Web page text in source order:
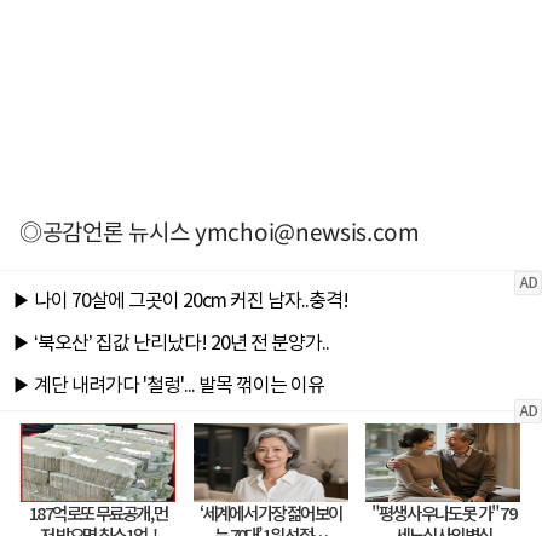
◎공감언론 뉴시스ymchoi@newsis.com